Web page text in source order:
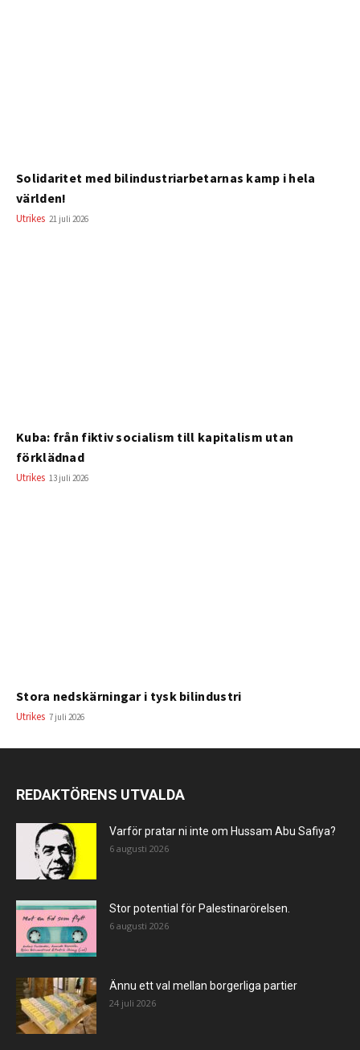
Solidaritet med bilindustriarbetarnas kamp i hela
världen!
Utrikes 21 juli 2026
Kuba: från fiktiv socialism till kapitalism utan
förklädnad
Utrikes 13 juli 2026
Stora nedskärningar i tysk bilindustri
Utrikes 7 juli 2026
REDAKTÖRENS UTVALDA
Varför pratar ni inte om Hussam Abu Safiya?
6 augusti 2026
Stor potential för Palestinarörelsen.
6 augusti 2026
Ännu ett val mellan borgerliga partier
24 juli 2026